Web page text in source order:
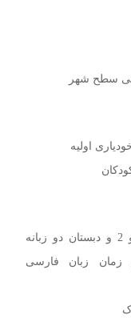
سطح شهر
اولیه
ثبت نام کودکان در مقطع پیش 1 و 2 و دبستان دو زبانه
زمان زبان فارسی